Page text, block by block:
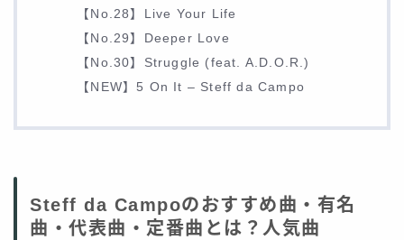
【No.28】Live Your Life
【No.29】Deeper Love
【No.30】Struggle (feat. A.D.O.R.)
【NEW】5 On It – Steff da Campo
Steff da Campoのおすすめ曲・有名
曲・代表曲・定番曲とは？人気曲